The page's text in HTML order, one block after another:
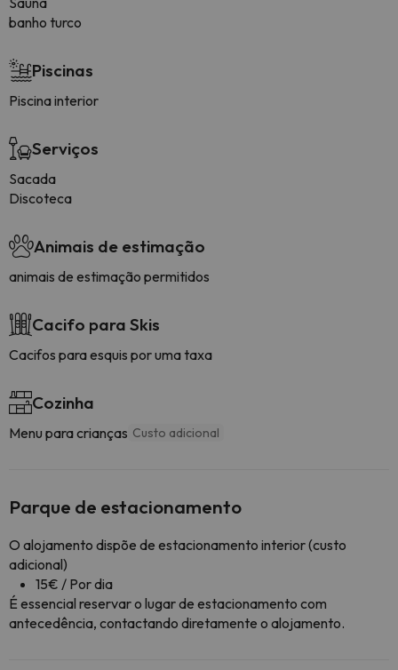
banho turco
Piscinas
Piscina interior
Serviços
Sacada
Discoteca
Animais de estimação
animais de estimação permitidos
Cacifo para Skis
Cacifos para esquis por uma taxa
Cozinha
Menu para crianças Custo adicional
Parque de estacionamento
O alojamento dispõe de estacionamento interior (custo
adicional)
15€ / Por dia
É essencial reservar o lugar de estacionamento com
antecedência, contactando diretamente o alojamento.